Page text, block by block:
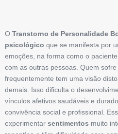
O Transtorno de Personalidade
psicológico que se manifesta por
emoções, na forma como o
com as outras pessoas. Quem
frequentemente tem uma visão
demais. Isso dificulta o
vínculos afetivos saudáveis e
convivência social e profissional.
experimentar sentimentos muito